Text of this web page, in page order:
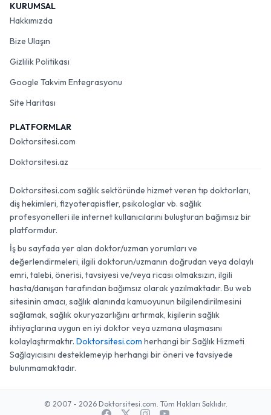
KURUMSAL
Hakkımızda
Bize Ulaşın
Gizlilik Politikası
Google Takvim Entegrasyonu
Site Haritası
PLATFORMLAR
Doktorsitesi.com
Doktorsitesi.az
Doktorsitesi.com sağlık sektöründe hizmet veren tıp doktorları,
diş hekimleri, fizyoterapistler, psikologlar vb. sağlık
profesyonelleri ile internet kullanıcılarını buluşturan bağımsız bir
platformdur.
İş bu sayfada yer alan doktor/uzman yorumları ve
değerlendirmeleri, ilgili doktorun/uzmanın doğrudan veya dolaylı
emri, talebi, önerisi, tavsiyesi ve/veya ricası olmaksızın, ilgili
hasta/danışan tarafından bağımsız olarak yazılmaktadır. Bu web
sitesinin amacı, sağlık alanında kamuoyunun bilgilendirilmesini
sağlamak, sağlık okuryazarlığını artırmak, kişilerin sağlık
ihtiyaçlarına uygun en iyi doktor veya uzmana ulaşmasını
kolaylaştırmaktır. Doktorsitesi.com herhangi bir Sağlık Hizmeti
Sağlayıcısını desteklemeyip herhangi bir öneri ve tavsiyede
bulunmamaktadır.
© 2007 - 2026 Doktorsitesi.com. Tüm Hakları Saklıdır.